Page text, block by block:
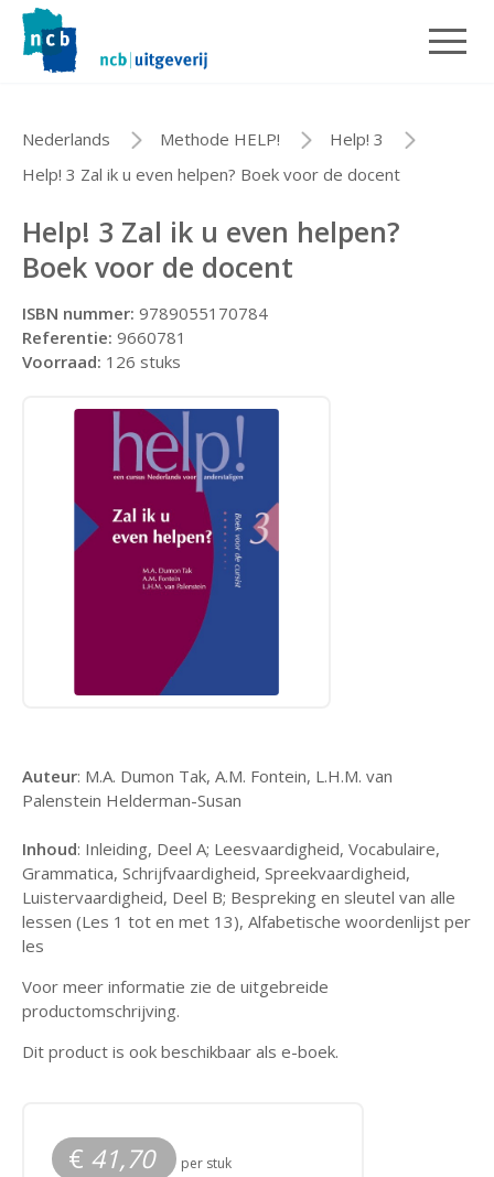
Nederlands Methode HELP!
Help! 3
Help! 3 Zal ik u even helpen? Boek voor de docent
Help! 3 Zal ik u even helpen?
Boek voor de docent
ISBN nummer: 9789055170784
Referentie: 9660781
Voorraad: 126 stuks
Auteur: M.A. Dumon Tak, A.M. Fontein, L.H.M. van
Palenstein Helderman-Susan
Inhoud: Inleiding, Deel A; Leesvaardigheid, Vocabulaire,
Grammatica, Schrijfvaardigheid, Spreekvaardigheid,
Luistervaardigheid, Deel B; Bespreking en sleutel van alle
lessen (Les 1 tot en met 13), Alfabetische woordenlijst per
les
Voor meer informatie zie de uitgebreide
productomschrijving.
Dit product is ook beschikbaar als e-boek.
€ 41,70 per stuk